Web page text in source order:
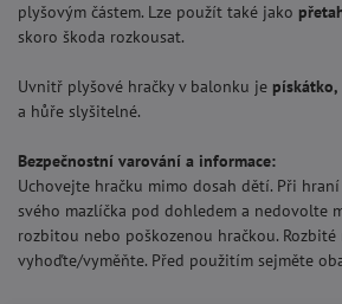
plyšovým částem. Lze použít také jako
skoro škoda rozkousat.
Uvnitř plyšové hračky v balonku je pískátko,
a hůře slyšitelné.
Bezpečnostní varování a informace:
Uchovejte hračku mimo dosah dětí. Při
svého mazlíčka pod dohledem a nedovolte
rozbitou nebo poškozenou hračkou.
vyhoďte/vyměňte. Před použitím sejměte